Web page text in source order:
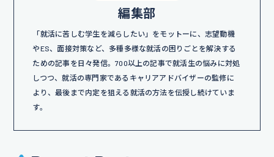
編集部
「就活に苦しむ学生を減らしたい」をモットーに、志望動機
やES、面接対策など、多種多様な就活の困りごとを解決する
ための記事を日々発信。700以上の記事で就活生の悩みに対処
しつつ、就活の専門家であるキャリアアドバイザーの監修に
より、最後まで内定を狙える就活の方法を伝授し続けていま
す。